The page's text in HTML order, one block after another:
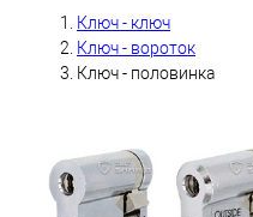
Ключ - ключ
Ключ - вороток
Ключ - половинка